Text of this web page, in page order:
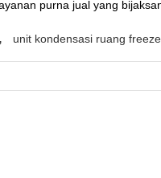
purna jual yang
, unit kondensasi ruang